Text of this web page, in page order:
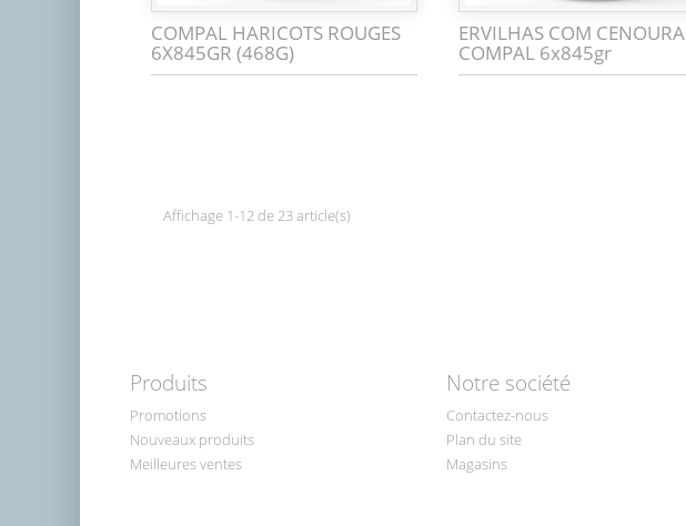
COMPAL HARICOTS ROUGES
6X845GR (468G)
ERVILHAS COM CENOURA
COMPAL 6x845gr
Affichage 1-12 de 23 article(s)
Produits
Promotions
Nouveaux produits
Meilleures ventes
Notre société
Contactez-nous
Plan du site
Magasins